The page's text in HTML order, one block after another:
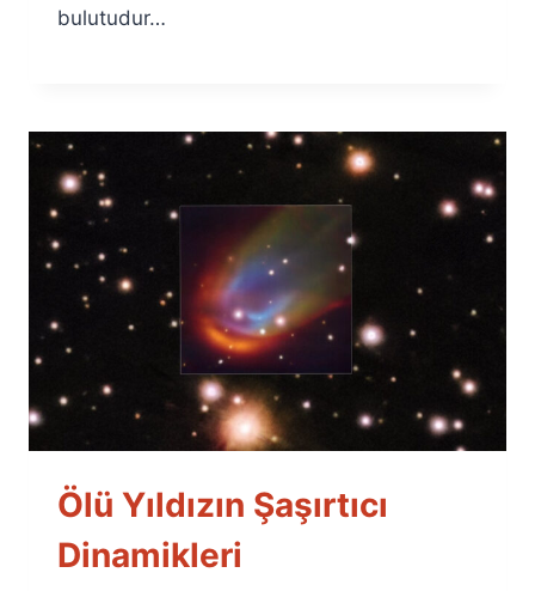
bulutudur…
Ölü Yıldızın Şaşırtıcı
Dinamikleri